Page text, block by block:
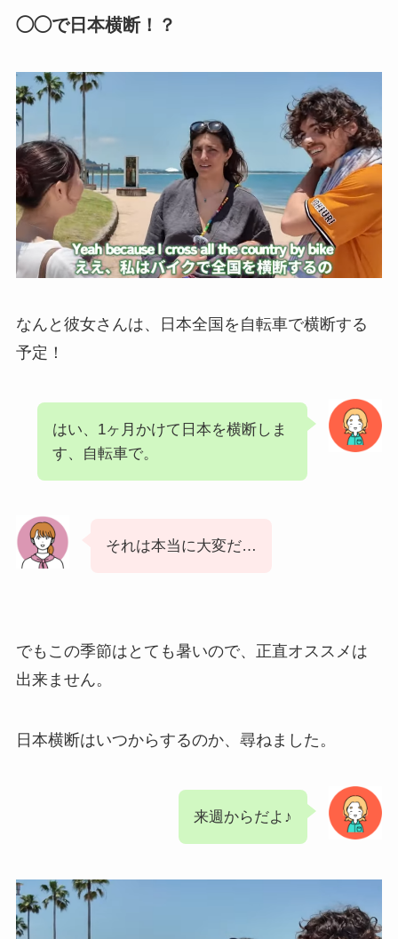
◯◯で日本横断！？
なんと彼女さんは、日本全国を自転車で横断する
予定！
はい、1ヶ月かけて日本を横断しま
す、自転車で。
それは本当に大変だ…
でもこの季節はとても暑いので、正直オススメは
出来ません。
日本横断はいつからするのか、尋ねました。
来週からだよ♪